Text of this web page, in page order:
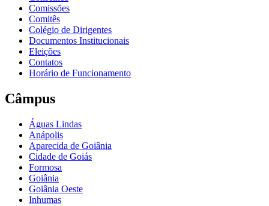
Comissões
Comitês
Colégio de Dirigentes
Documentos Institucionais
Eleições
Contatos
Horário de Funcionamento
Câmpus
Águas Lindas
Anápolis
Aparecida de Goiânia
Cidade de Goiás
Formosa
Goiânia
Goiânia Oeste
Inhumas